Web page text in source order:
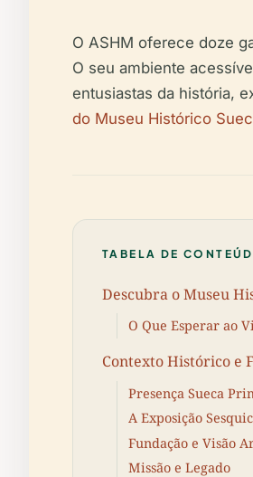
O ASHM oferece doze
O seu ambiente
entusiastas da história,
do Museu Histórico
TABELA DE
Descubra o Museu
O Que Esperar ao
Contexto Histórico e
Presença Sueca
A Exposição
Fundação e Visão
Missão e Legado